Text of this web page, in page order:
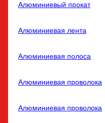
Алюминиевый прокат
Алюминиевая лента
Алюминиевая полоса
Алюминиевая проволока
Алюминиевая проволока